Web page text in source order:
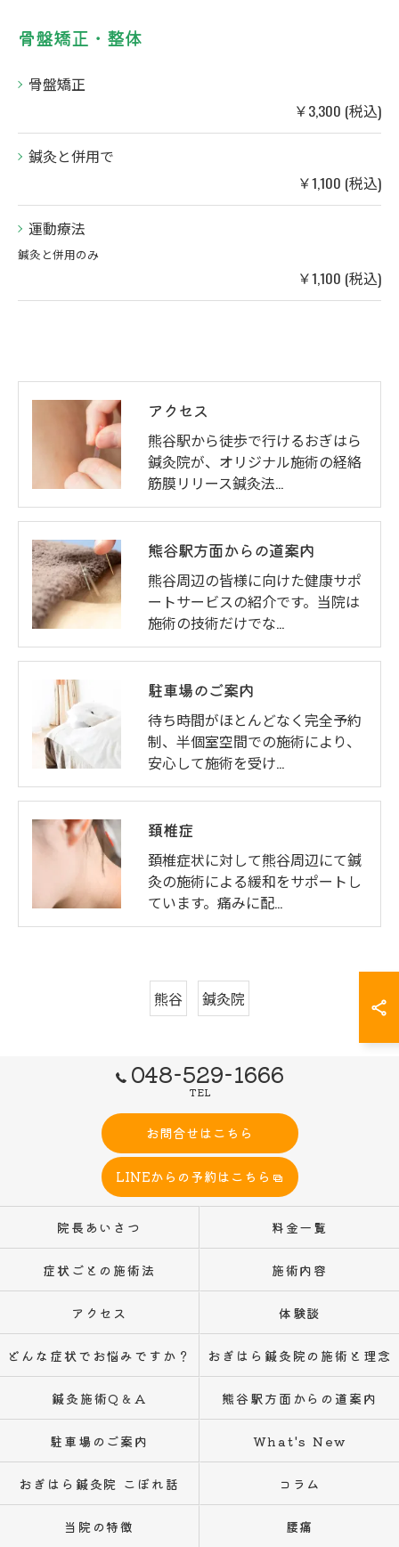
骨盤矯正・整体
骨盤矯正
￥3,300 (税込)
鍼灸と併用で
￥1,100 (税込)
運動療法
鍼灸と併用のみ
￥1,100 (税込)
アクセス
熊谷駅から徒歩で行けるおぎはら
鍼灸院が、オリジナル施術の経絡
筋膜リリース鍼灸法…
熊谷駅方面からの道案内
熊谷周辺の皆様に向けた健康サポ
ートサービスの紹介です。当院は
施術の技術だけでな…
駐車場のご案内
待ち時間がほとんどなく完全予約
制、半個室空間での施術により、
安心して施術を受け…
頚椎症
頚椎症状に対して熊谷周辺にて鍼
灸の施術による緩和をサポートし
ています。痛みに配…
熊谷 鍼灸院
048-529-1666
TEL
お問合せはこちら
LINEからの予約はこちら
院長あいさつ 料金一覧
症状ごとの施術法 施術内容
アクセス 体験談
どんな症状でお悩みですか？ おぎはら鍼灸院の施術と理念
鍼灸施術Q＆A 熊谷駅方面からの道案内
駐車場のご案内 What's New
おぎはら鍼灸院 こぼれ話 コラム
当院の特徴 腰痛